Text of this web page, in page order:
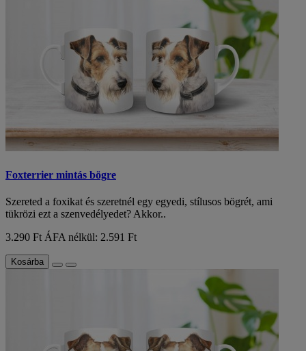
Foxterrier mintás bögre
Szereted a foxikat és szeretnél egy egyedi, stílusos bögrét, ami
tükrözi ezt a szenvedélyedet? Akkor..
3.290 Ft ÁFA nélkül: 2.591 Ft
Kosárba